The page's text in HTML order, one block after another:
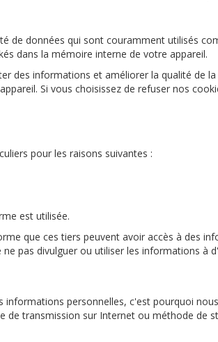
de données qui sont couramment utilisés
dans la mémoire interne de votre appareil.
des informations et améliorer la qualité de
Si vous choisissez de refuser nos
pour les raisons suivantes :
est utilisée.
que ces tiers peuvent avoir accès à des
pas divulguer ou utiliser les informations à
personnelles, c'est pourquoi
de transmission sur Internet ou méthode de